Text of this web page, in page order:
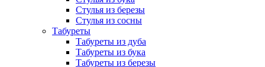
Стулья из березы
Стулья из сосны
Табуреты
Табуреты из дуба
Табуреты из бука
Табуреты из березы